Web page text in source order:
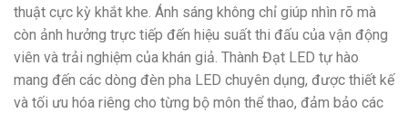
thuật cực kỳ khắt khe. Ánh sáng không chỉ giúp nhìn rõ mà
còn ảnh hưởng trực tiếp đến hiệu suất thi đấu của vận động
viên và trải nghiệm của khán giả. Thành Đạt LED tự hào
mang đến các dòng đèn pha LED chuyên dụng, được thiết kế
và tối ưu hóa riêng cho từng bộ môn thể thao, đảm bảo các